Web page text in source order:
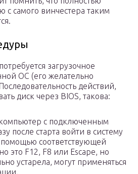
самого винчестера таким
загрузочное
ОС (его желательно
действий,
диск через BIOS, такова:
с подключенным
после старта войти в систему
соответствующей
это F12, F8 или Escape, но
устарела, могут применяться